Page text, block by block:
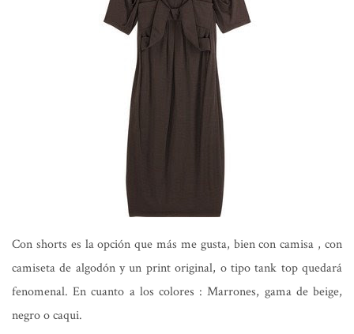
Con shorts es la opción que más me gusta, bien con camisa , con
camiseta de algodón y un print original, o tipo tank top quedará
fenomenal. En cuanto a los colores : Marrones, gama de beige,
negro o caqui.